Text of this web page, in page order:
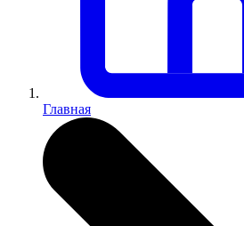
Главная